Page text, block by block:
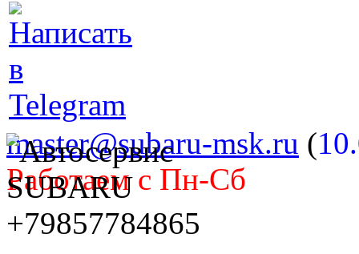
master@subaru-msk.ru (
Работаем с Пн-Сб